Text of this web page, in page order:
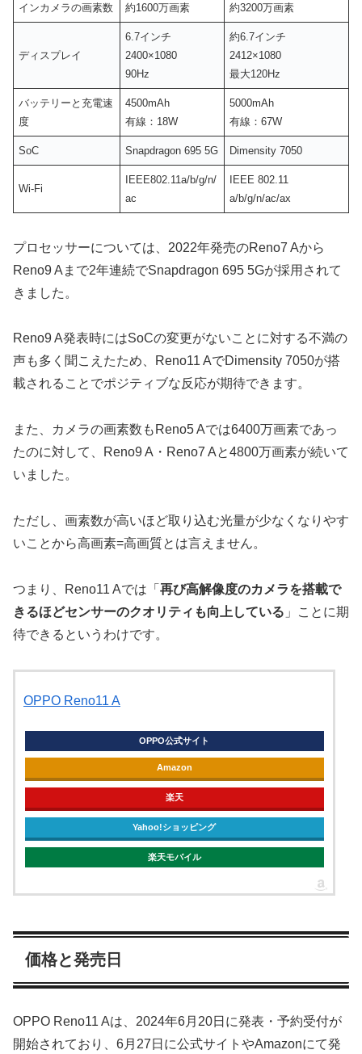
インカメラの画素数 約1600万画素 約3200万画素
ディスプレイ
6.7インチ
2400×1080
90Hz
約6.7インチ
2412×1080
最大120Hz
バッテリーと充電速
度
4500mAh
有線：18W
5000mAh
有線：67W
SoC Snapdragon 695 5G Dimensity 7050
Wi-Fi
IEEE802.11a/b/g/n/
ac
IEEE 802.11
a/b/g/n/ac/ax
プロセッサーについては、2022年発売のReno7 Aから
Reno9 Aまで2年連続でSnapdragon 695 5Gが採用されて
きました。
Reno9 A発表時にはSoCの変更がないことに対する不満の
声も多く聞こえたため、Reno11 AでDimensity 7050が搭
載されることでポジティブな反応が期待できます。
また、カメラの画素数もReno5 Aでは6400万画素であっ
たのに対して、Reno9 A・Reno7 Aと4800万画素が続いて
いました。
ただし、画素数が高いほど取り込む光量が少なくなりやす
いことから高画素=高画質とは言えません。
つまり、Reno11 Aでは「 再び高解像度のカメラを搭載で
きるほどセンサーのクオリティも向上している 」ことに期
待できるというわけです。
OPPO Reno11 A
OPPO公式サイト
Amazon
楽天
Yahoo!ショッピング
楽天モバイル
価格と発売日
OPPO Reno11 Aは、2024年6月20日に発表・予約受付が
開始されており、6月27日に公式サイトやAmazonにて発